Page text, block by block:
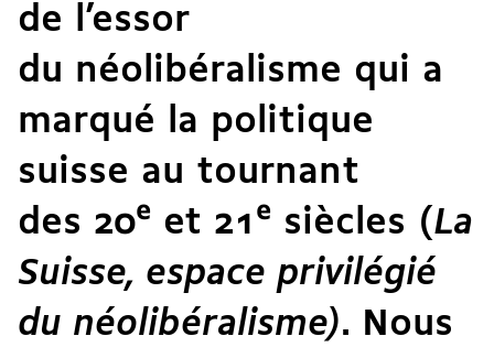
de l’essor
du néolibéralisme qui a
marqué la politique
suisse au tournant
des 20e et 21e siècles (La
Suisse, espace privilégié
du néolibéralisme). Nous